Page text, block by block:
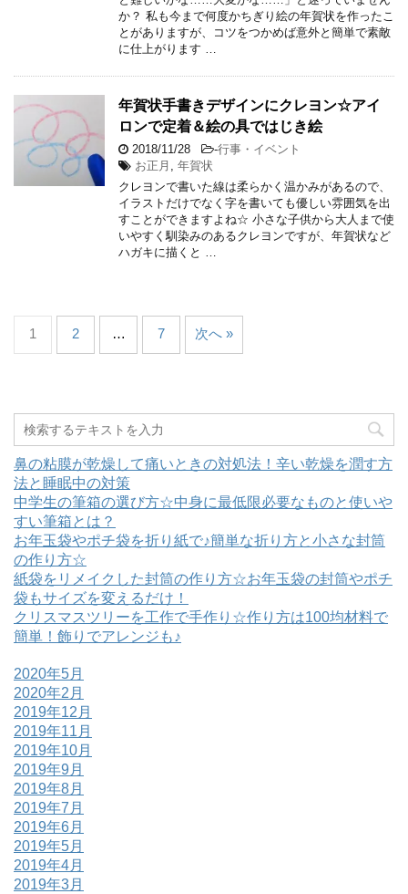
か？ 私も今まで何度かちぎり絵の年賀状を作ったこ
とがありますが、コツをつかめば意外と簡単で素敵
に仕上がります …
年賀状手書きデザインにクレヨン☆アイ
ロンで定着＆絵の具ではじき絵
2018/11/28 -行事・イベント
お正月
年賀状
クレヨンで書いた線は柔らかく温かみがあるので、
イラストだけでなく字を書いても優しい雰囲気を出
すことができますよね☆ 小さな子供から大人まで使
いやすく馴染みのあるクレヨンですが、年賀状など
ハガキに描くと …
1 2 … 7 次へ »
鼻の粘膜が乾燥して痛いときの対処法！辛い乾燥を潤す方
法と睡眠中の対策
中学生の筆箱の選び方☆中身に最低限必要なものと使いや
すい筆箱とは？
お年玉袋やポチ袋を折り紙で♪簡単な折り方と小さな封筒
の作り方☆
紙袋をリメイクした封筒の作り方☆お年玉袋の封筒やポチ
袋もサイズを変えるだけ！
クリスマスツリーを工作で手作り☆作り方は100均材料で
簡単！飾りでアレンジも♪
2020年5月
2020年2月
2019年12月
2019年11月
2019年10月
2019年9月
2019年8月
2019年7月
2019年6月
2019年5月
2019年4月
2019年3月